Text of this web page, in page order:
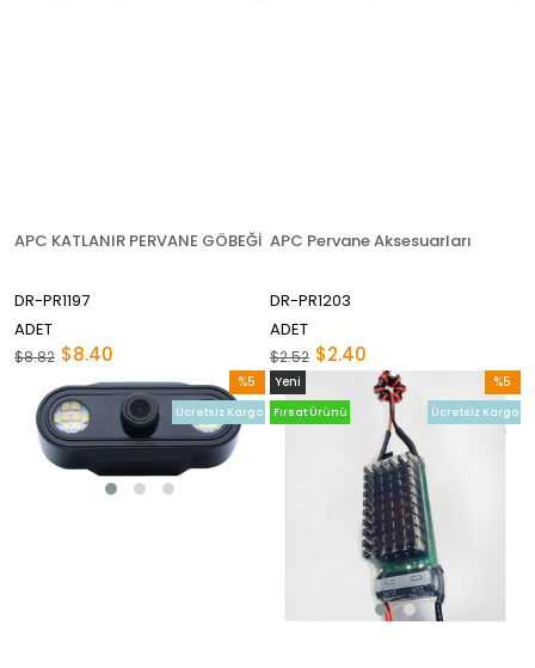
APC KATLANIR PERVANE GÖBEĞİ
DR-PR1197
ADET
$8.40
$8.82
APC Pervane Aksesuarları
DR-PR1203
ADET
$2.40
$2.52
%5
İndirim
%5İndirim
Ücretsiz Kargo
%5
İndirim
Ücretsiz Kargo
Yeni
Ürün
Fırsat Ürünü